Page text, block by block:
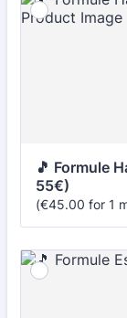
🎵 Formule
55€)
(€45.00
€45.00 for 1